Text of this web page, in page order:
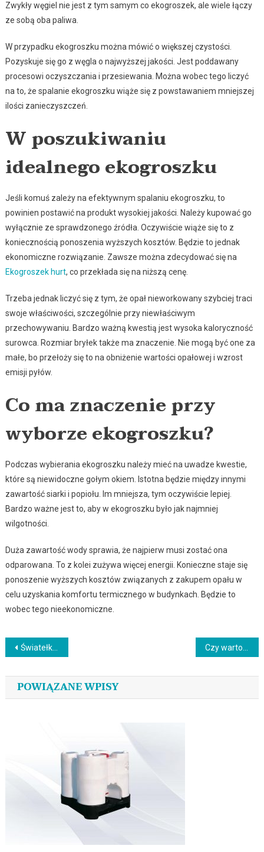
Zwykły węgiel nie jest z tym samym co ekogroszek, ale wiele łączy
ze sobą oba paliwa.
W przypadku ekogroszku można mówić o większej czystości.
Pozyskuje się go z węgla o najwyższej jakości. Jest poddawany
procesowi oczyszczania i przesiewania. Można wobec tego liczyć
na to, że spalanie ekogroszku wiąże się z powstawaniem mniejszej
ilości zanieczyszczeń.
W poszukiwaniu
idealnego ekogroszku
Jeśli komuś zależy na efektywnym spalaniu ekogroszku, to
powinien postawić na produkt wysokiej jakości. Należy kupować go
wyłącznie ze sprawdzonego źródła. Oczywiście wiąże się to z
koniecznością ponoszenia wyższych kosztów. Będzie to jednak
ekonomiczne rozwiązanie. Zawsze można zdecydować się na
Ekogroszek hurt, co przekłada się na niższą cenę.
Trzeba jednak liczyć się z tym, że opał nieworkowany szybciej traci
swoje właściwości, szczególnie przy niewłaściwym
przechowywaniu. Bardzo ważną kwestią jest wysoka kaloryczność
surowca. Rozmiar bryłek także ma znaczenie. Nie mogą być one za
małe, bo przełoży się to na obniżenie wartości opałowej i wzrost
emisji pyłów.
Co ma znaczenie przy
wyborze ekogroszku?
Podczas wybierania ekogroszku należy mieć na uwadze kwestie,
które są niewidoczne gołym okiem. Istotna będzie między innymi
zawartość siarki i popiołu. Im mniejsza, tym oczywiście lepiej.
Bardzo ważne jest to, aby w ekogroszku było jak najmniej
wilgotności.
Duża zawartość wody sprawia, że najpierw musi zostać ona
odparowana. To z kolei zużywa więcej energii. Konieczne staje się
ponoszenie wyższych kosztów związanych z zakupem opału w
celu uzyskania komfortu termicznego w budynkach. Będzie to
wobec tego nieekonomiczne.
Nawigacja
wpisu
Światełko do nocnego czytania: Jak wybrać odpowiednią lampkę na biurko?
POWIĄZANE WPISY